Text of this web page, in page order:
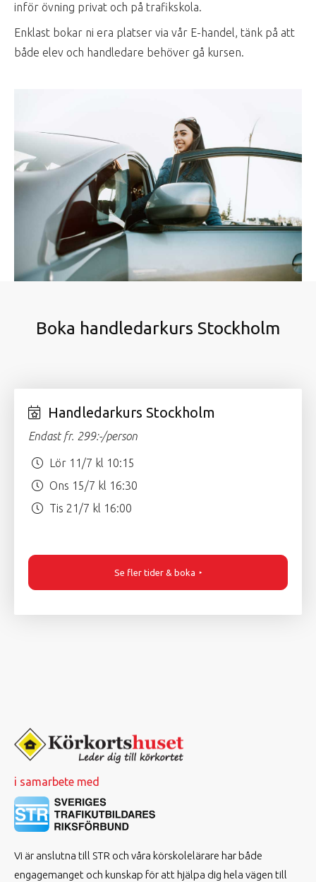
inför övning privat och på trafikskola.
Enklast bokar ni era platser via vår E-handel, tänk på att
både elev och handledare behöver gå kursen.
Boka handledarkurs Stockholm
Handledarkurs Stockholm
Endast fr. 299:-/person
Lör 11/7 kl 10:15
Ons 15/7 kl 16:30
Tis 21/7 kl 16:00
Se fler tider & boka
i samarbete med
Vi är anslutna till STR och våra körskolelärare har både
engagemanget och kunskap för att hjälpa dig hela vägen till